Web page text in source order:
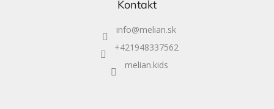
Kontakt
info@melian.sk
+421948337562
melian.kids